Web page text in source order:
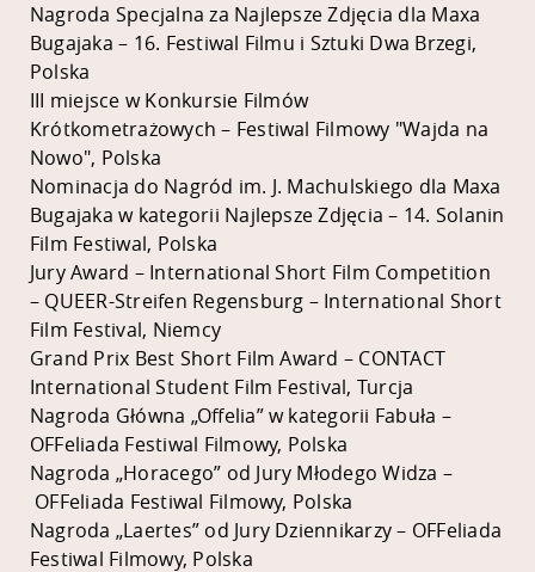
Nagroda Specjalna za Najlepsze Zdjęcia dla Maxa
Bugajaka – 16. Festiwal Filmu i Sztuki Dwa Brzegi,
Polska
III miejsce w Konkursie Filmów
Krótkometrażowych – Festiwal Filmowy "Wajda na
Nowo", Polska
Nominacja do Nagród im. J. Machulskiego dla Maxa
Bugajaka w kategorii Najlepsze Zdjęcia – 14. Solanin
Film Festiwal, Polska
Jury Award – International Short Film Competition
– QUEER-Streifen Regensburg – International Short
Film Festival, Niemcy
Grand Prix Best Short Film Award – CONTACT
International Student Film Festival, Turcja
Nagroda Główna „Offelia” w kategorii Fabuła –
OFFeliada Festiwal Filmowy, Polska
Nagroda „Horacego” od Jury Młodego Widza –
OFFeliada Festiwal Filmowy, Polska
Nagroda „Laertes” od Jury Dziennikarzy – OFFeliada
Festiwal Filmowy, Polska